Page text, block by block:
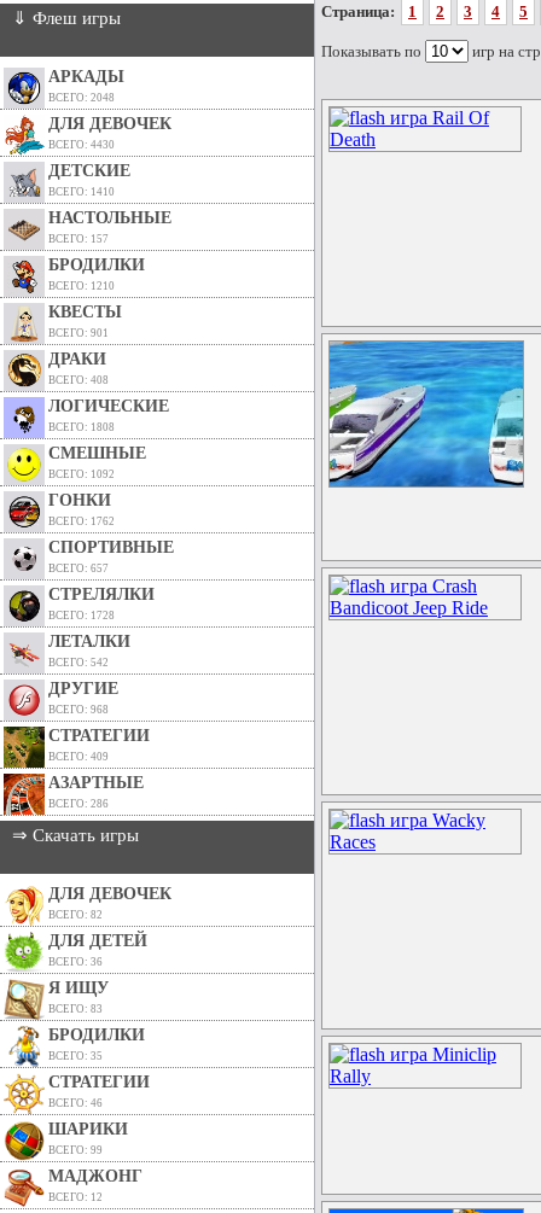
⇓ Флеш игры
АРКАДЫ
ВСЕГО: 2048
ДЛЯ ДЕВОЧЕК
ВСЕГО: 4430
ДЕТСКИЕ
ВСЕГО: 1410
НАСТОЛЬНЫЕ
ВСЕГО: 157
БРОДИЛКИ
ВСЕГО: 1210
КВЕСТЫ
ВСЕГО: 901
ДРАКИ
ВСЕГО: 408
ЛОГИЧЕСКИЕ
ВСЕГО: 1808
СМЕШНЫЕ
ВСЕГО: 1092
ГОНКИ
ВСЕГО: 1762
СПОРТИВНЫЕ
ВСЕГО: 657
СТРЕЛЯЛКИ
ВСЕГО: 1728
ЛЕТАЛКИ
ВСЕГО: 542
ДРУГИЕ
ВСЕГО: 968
СТРАТЕГИИ
ВСЕГО: 409
АЗАРТНЫЕ
ВСЕГО: 286
⇒ Скачать игры
ДЛЯ ДЕВОЧЕК
ВСЕГО: 82
ДЛЯ ДЕТЕЙ
ВСЕГО: 36
Я ИЩУ
ВСЕГО: 83
БРОДИЛКИ
ВСЕГО: 35
СТРАТЕГИИ
ВСЕГО: 46
ШАРИКИ
ВСЕГО: 99
МАДЖОНГ
ВСЕГО: 12
Страница: 1 2 3 4 5
Показывать по игр на